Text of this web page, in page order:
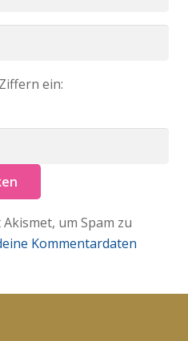
ein:
um Spam zu
Kommentardaten